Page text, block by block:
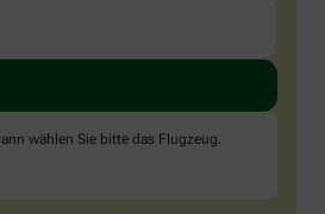
wählen Sie bitte das Flugzeug